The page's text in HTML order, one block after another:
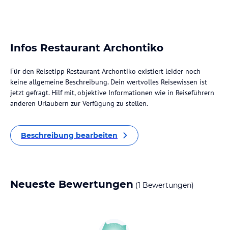
Infos Restaurant Archontiko
Für den Reisetipp Restaurant Archontiko existiert leider noch
keine allgemeine Beschreibung. Dein wertvolles Reisewissen ist
jetzt gefragt. Hilf mit, objektive Informationen wie in Reiseführern
anderen Urlaubern zur Verfügung zu stellen.
Beschreibung bearbeiten
Neueste Bewertungen (1 Bewertungen)